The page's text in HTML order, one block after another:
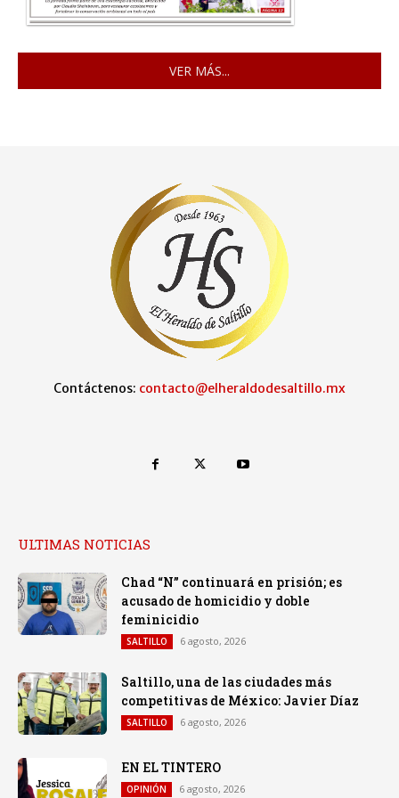
VER MÁS...
Contáctenos: contacto@elheraldodesaltillo.mx
ULTIMAS NOTICIAS
Chad “N” continuará en prisión; es
acusado de homicidio y doble
feminicidio
SALTILLO 6 agosto, 2026
Saltillo, una de las ciudades más
competitivas de México: Javier Díaz
SALTILLO 6 agosto, 2026
EN EL TINTERO
OPINIÓN 6 agosto, 2026